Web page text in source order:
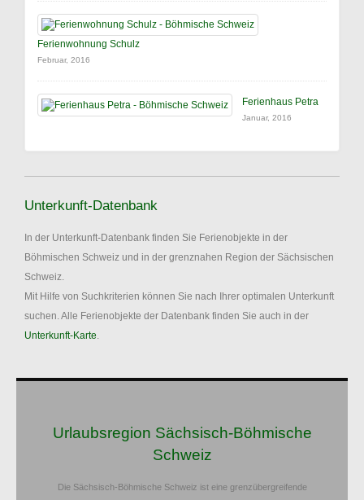
Ferienwohnung Schulz
Februar, 2016
Ferienhaus Petra
Januar, 2016
Unterkunft-Datenbank
In der Unterkunft-Datenbank finden Sie Ferienobjekte in der
Böhmischen Schweiz und in der grenznahen Region der Sächsischen
Schweiz.
Mit Hilfe von Suchkriterien können Sie nach Ihrer optimalen Unterkunft
suchen. Alle Ferienobjekte der Datenbank finden Sie auch in der
Unterkunft-Karte.
Urlaubsregion Sächsisch-Böhmische
Schweiz
Die Sächsisch-Böhmische Schweiz ist eine grenzübergreifende